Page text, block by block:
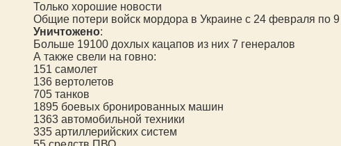
Только хорошие новости
Общие потери войск мордора в Украине с 24 февраля по 9
Уничтожено:
Больше 19100 дохлых кацапов из них 7 генералов
А также свели на говно:
151 самолет
136 вертолетов
705 танков
1895 боевых бронированных машин
1363 автомобильной техники
335 артиллерийских систем